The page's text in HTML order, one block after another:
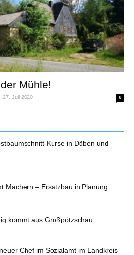
Mühle!
27. Juli 2020 0
Kurse in Döben und
Machern – Ersatzbau in Planung
kommt aus Großpötzschau
Chef im Sozialamt im Landkreis